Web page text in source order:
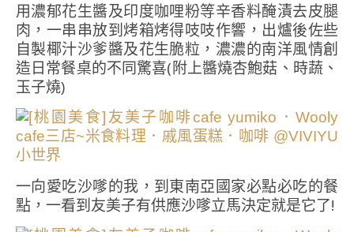
用濃郁花生醬及印度咖哩粉等辛香料醃漬去皮腿
肉，一串串放到烤箱烤得吱吱作響，出爐後佐些
自製椰汁沙爹醬及花生脆粒，濃濃的南洋風情創
造日常餐桌的不同驚喜(附上醬燒杏鮑菇、時蔬、
玉子燒)
一向愛吃沙嗲的我，到東南亞國家必點必吃的餐
點，一看到友美子有供應沙嗲立馬決定就是它了!